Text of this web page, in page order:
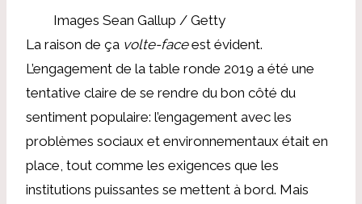
Images Sean Gallup / Getty
La raison de ça volte-faceest évident.
L’engagement de la table ronde 2019 a été une
tentative claire de se rendre du bon côté du
sentiment populaire: l’engagement avec les
problèmes sociaux et environnementaux était en
place, tout comme les exigences que les
institutions puissantes se mettent à bord. Mais